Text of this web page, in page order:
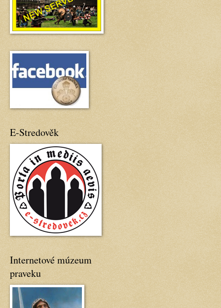
E-Stredověk
Internetové múzeum
praveku